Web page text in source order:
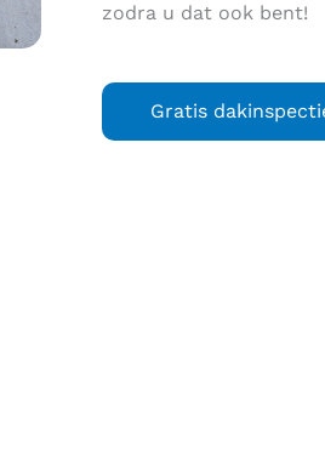
zodra u dat ook bent!
Gratis